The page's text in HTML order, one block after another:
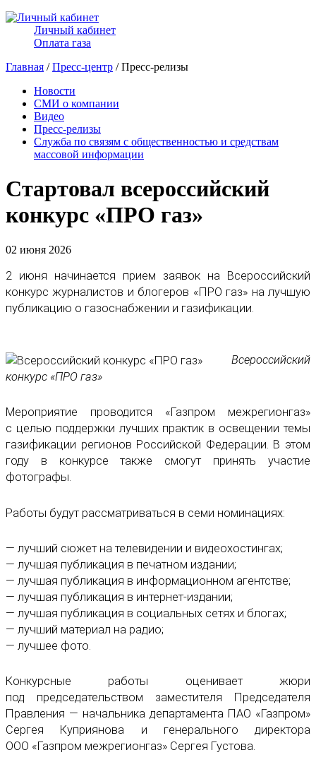
Личный кабинет
Оплата газа
Главная /Пресс-центр / Пресс-релизы
Новости
СМИ о компании
Видео
Пресс-релизы
Служба по связям с общественностью и средствам
массовой информации
Стартовал всероссийский
конкурс «ПРО газ»
02 июня 2026
2 июня начинается прием заявок на Всероссийский
конкурс журналистов и блогеров «ПРО газ» на лучшую
публикацию о газоснабжении и газификации.
Всероссийский
конкурс «ПРО газ»
Мероприятие проводится «Газпром межрегионгаз»
с целью поддержки лучших практик в освещении темы
газификации регионов Российской Федерации. В этом
году в конкурсе также смогут принять участие
фотографы.
Работы будут рассматриваться в семи номинациях:
— лучший сюжет на телевидении и видеохостингах;
— лучшая публикация в печатном издании;
— лучшая публикация в информационном агентстве;
— лучшая публикация в интернет-издании;
— лучшая публикация в социальных сетях и блогах;
— лучший материал на радио;
— лучшее фото.
Конкурсные работы оценивает жюри
под председательством заместителя Председателя
Правления — начальника департамента ПАО «Газпром»
Сергея Куприянова и генерального директора
ООО «Газпром межрегионгаз» Сергея Густова.